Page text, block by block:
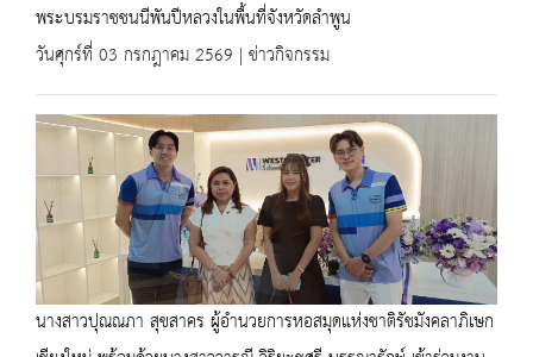
พระบรมราชชนนีพันปีหลวงในพื้นที่จังหวัดลำพูน
วันศุกร์ที่ 03 กรกฎาคม 2569 | ข่าวกิจกรรม
นางสาวปุณณภา สุขสาคร ผู้อำนวยการหอสมุดแห่งชาติรัชมังคลาภิเษก